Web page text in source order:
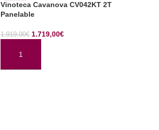
Vinoteca Cavanova CV042KT 2T
Panelable
1.919,00€ 1.719,00€
AÑADIR AL CARRITO